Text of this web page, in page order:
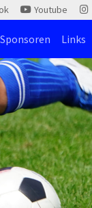
Youtube
Sponsoren Links